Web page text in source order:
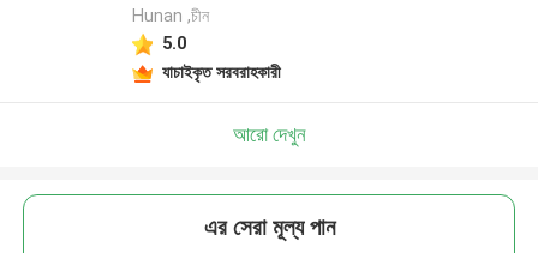
Hunan ,চীন
5.0
যাচাইকৃত সরবরাহকারী
আরো দেখুন
এর সেরা মূল্য পান